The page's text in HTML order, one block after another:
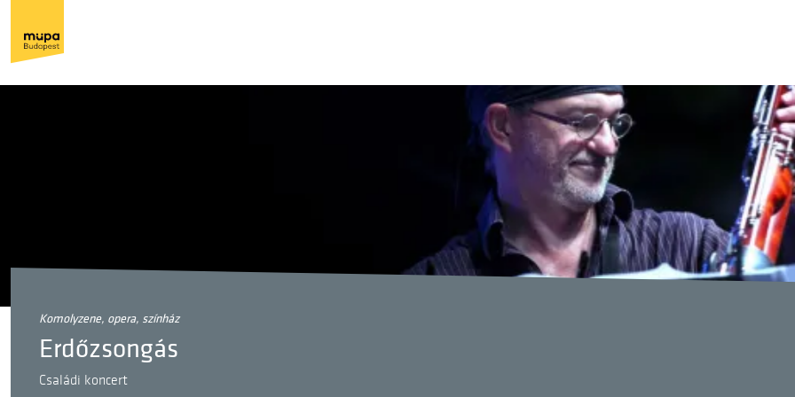
komolyzene, opera, színház
Erdőzsongás
Családi koncert